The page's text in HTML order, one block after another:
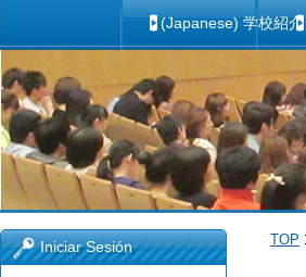
(Japanese) 学校紹介
Iniciar Sesión TOP